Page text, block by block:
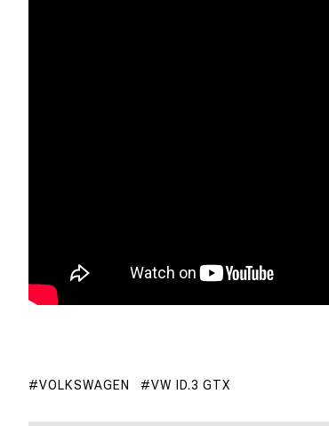
VOLKSWAGEN VW ID.3 GTX